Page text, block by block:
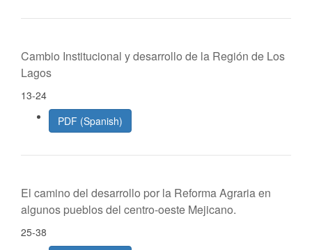
Cambio Institucional y desarrollo de la Región de Los
Lagos
13-24
PDF (Spanish)
El camino del desarrollo por la Reforma Agraria en
algunos pueblos del centro-oeste Mejicano.
25-38